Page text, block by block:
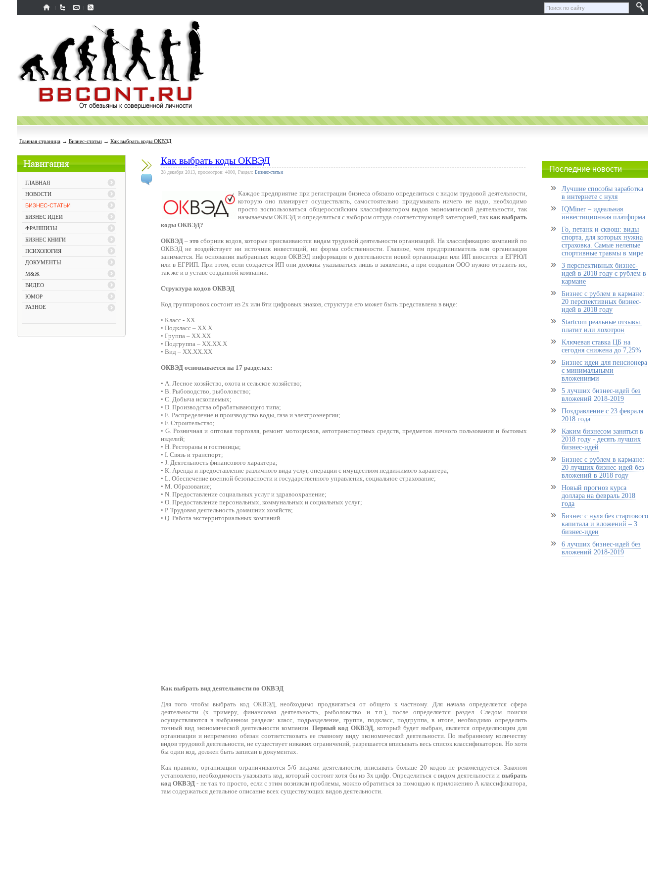
Главная страница→ Бизнес-статьи→ Как выбрать коды ОКВЭД
ГЛАВНАЯ
НОВОСТИ
БИЗНЕС-СТАТЬИ
БИЗНЕС ИДЕИ
ФРАНШИЗЫ
БИЗНЕС КНИГИ
ПСИХОЛОГИЯ
ДОКУМЕНТЫ
М&Ж
ВИДЕО
ЮМОР
РАЗНОЕ
Как выбрать коды ОКВЭД
28 декабря 2013, просмотров: 4000, Раздел: Бизнес-статьи
Каждое предприятие при регистрации бизнеса обязано определиться с видом трудовой деятельности,
которую оно планирует осуществлять, самостоятельно придумывать ничего не надо, необходимо
просто воспользоваться общероссийским классификатором видов экономической деятельности, так
называемым ОКВЭД и определиться с выбором оттуда соответствующей категорией, так как выбрать
коды ОКВЭД?
ОКВЭД – это сборник кодов, которые присваиваются видам трудовой деятельности организаций. На классификацию компаний по
ОКВЭД не воздействует ни источник инвестиций, ни форма собственности. Главное, чем предприниматель или организация
занимается. На основании выбранных кодов ОКВЭД информация о деятельности новой организации или ИП вносится в ЕГРЮЛ
или в ЕГРИП. При этом, если создается ИП они должны указываться лишь в заявлении, а при создании ООО нужно отразить их,
так же и в уставе созданной компании.
Структура кодов ОКВЭД
Код группировок состоит из 2х или 6ти цифровых знаков, структура его может быть представлена в виде:
• Класс - ХХ
• Подкласс – ХХ.Х
• Группа – ХХ.ХХ
• Подгруппа – ХХ.ХХ.Х
• Вид – ХХ.ХХ.ХХ
ОКВЭД основывается на 17 разделах:
• А. Лесное хозяйство, охота и сельское хозяйство;
• В. Рыбоводство, рыболовство;
• С. Добыча ископаемых;
• D. Производства обрабатывающего типа;
• Е. Распределение и производство воды, газа и электроэнергии;
• F. Строительство;
• G. Розничная и оптовая торговля, ремонт мотоциклов, автотранспортных средств, предметов личного пользования и бытовых
изделий;
• Н. Рестораны и гостиницы;
• I. Связь и транспорт;
• J. Деятельность финансового характера;
• К. Аренда и предоставление различного вида услуг, операции с имуществом недвижимого характера;
• L. Обеспечение военной безопасности и государственного управления, социальное страхование;
• М. Образование;
• N. Предоставление социальных услуг и здравоохранение;
• О. Предоставление персональных, коммунальных и социальных услуг;
• Р. Трудовая деятельность домашних хозяйств;
• Q. Работа экстерриториальных компаний.
Как выбрать вид деятельности по ОКВЭД
Для того чтобы выбрать код ОКВЭД, необходимо продвигаться от общего к частному. Для начала определяется сфера
деятельности (к примеру, финансовая деятельность, рыболовство и т.п.), после определяется раздел. Следом поиски
осуществляются в выбранном разделе: класс, подразделение, группа, подкласс, подгруппа, в итоге, необходимо определить
точный вид экономической деятельности компании. Первый код ОКВЭД, который будет выбран, является определяющим для
организации и непременно обязан соответствовать ее главному виду экономической деятельности. По выбранному количеству
видов трудовой деятельности, не существует никаких ограничений, разрешается вписывать весь список классификаторов. Но хотя
бы один код, должен быть записан в документах.
Как правило, организации ограничиваются 5/6 видами деятельности, вписывать больше 20 кодов не рекомендуется. Законом
установлено, необходимость указывать код, который состоит хотя бы из 3х цифр. Определиться с видом деятельности и выбрать
код ОКВЭД - не так то просто, если с этим возникли проблемы, можно обратиться за помощью к приложению А классификатора,
там содержаться детальное описание всех существующих видов деятельности.
Последние новости
Лучшие способы заработка
в интернете с нуля
IQMiner – идеальная
инвестиционная платформа
Го, петанк и сквош: виды
спорта, для которых нужна
страховка. Самые нелепые
спортивные травмы в мире
3 перспективных бизнес-
идей в 2018 году с рублем в
кармане
Бизнес с рублем в кармане:
20 перспективных бизнес-
идей в 2018 году
Startcom реальные отзывы:
платит или лохотрон
Ключевая ставка ЦБ на
сегодня снижена до 7,25%
Бизнес идеи для пенсионера
с минимальными
вложениями
5 лучших бизнес-идей без
вложений 2018-2019
Поздравление с 23 февраля
2018 года
Каким бизнесом заняться в
2018 году - десять лучших
бизнес-идей
Бизнес с рублем в кармане:
20 лучших бизнес-идей без
вложений в 2018 году
Новый прогноз курса
доллара на февраль 2018
года
Бизнес с нуля без стартового
капитала и вложений – 3
бизнес-идеи
6 лучших бизнес-идей без
вложений 2018-2019